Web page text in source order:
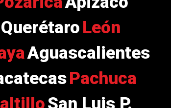
QuerétaroLeón
Aguascalientes
Pachuca
San Luis P.